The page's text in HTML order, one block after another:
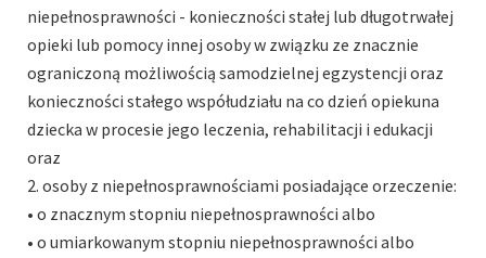
niepełnosprawności - konieczności stałej lub długotrwałej
opieki lub pomocy innej osoby w związku ze znacznie
ograniczoną możliwością samodzielnej egzystencji oraz
konieczności stałego współudziału na co dzień opiekuna
dziecka w procesie jego leczenia, rehabilitacji i edukacji
oraz
2. osoby z niepełnosprawnościami posiadające orzeczenie:
• o znacznym stopniu niepełnosprawności albo
• o umiarkowanym stopniu niepełnosprawności albo